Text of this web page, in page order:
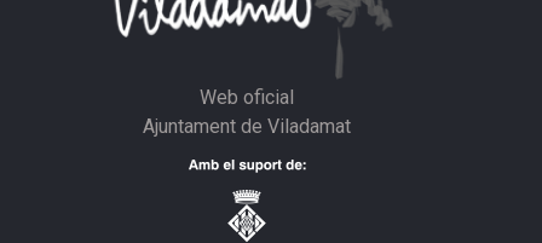
Web oficial
Ajuntament de Viladamat